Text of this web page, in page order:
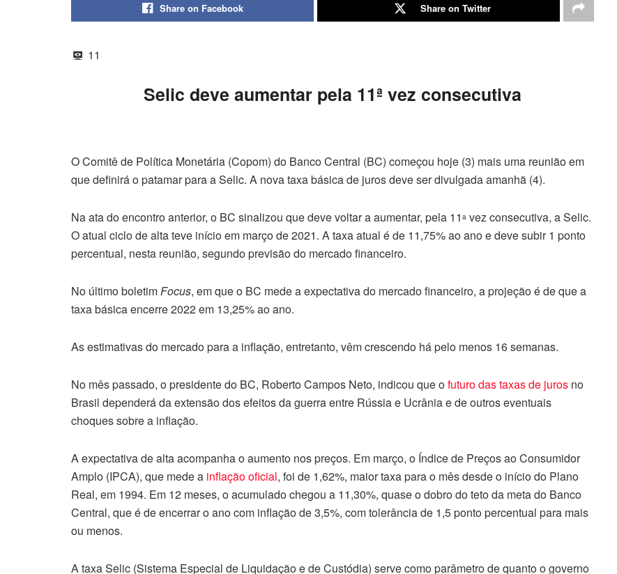
Share on Facebook Share on Twitter
11
Selic deve aumentar pela 11ª vez consecutiva
O Comitê de Política Monetária (Copom) do Banco Central (BC) começou hoje (3) mais uma reunião em
que definirá o patamar para a Selic. A nova taxa básica de juros deve ser divulgada amanhã (4).
Na ata do encontro anterior, o BC sinalizou que deve voltar a aumentar, pela 11 a vez consecutiva, a Selic.
O atual ciclo de alta teve início em março de 2021. A taxa atual é de 11,75% ao ano e deve subir 1 ponto
percentual, nesta reunião, segundo previsão do mercado financeiro.
No último boletimFocus, em que o BC mede a expectativa do mercado financeiro, a projeção é de que a
taxa básica encerre 2022 em 13,25% ao ano.
As estimativas do mercado para a inflação, entretanto, vêm crescendo há pelo menos 16 semanas.
No mês passado, o presidente do BC, Roberto Campos Neto, indicou que ofuturo das taxas de juros no
Brasil dependerá da extensão dos efeitos da guerra entre Rússia e Ucrânia e de outros eventuais
choques sobre a inflação.
A expectativa de alta acompanha o aumento nos preços. Em março, o Índice de Preços ao Consumidor
Amplo (IPCA), que mede a inflação oficial, foi de 1,62%, maior taxa para o mês desde o início do Plano
Real, em 1994. Em 12 meses, o acumulado chegou a 11,30%, quase o dobro do teto da meta do Banco
Central, que é de encerrar o ano com inflação de 3,5%, com tolerância de 1,5 ponto percentual para mais
ou menos.
A taxa Selic (Sistema Especial de Liquidação e de Custódia) serve como parâmetro de quanto o governo